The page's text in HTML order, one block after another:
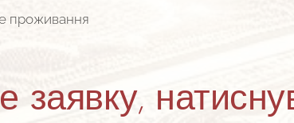
проживання
заявку,